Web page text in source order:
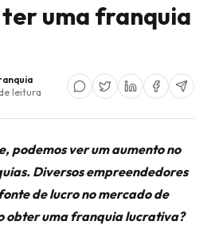
uma franquia
leitura
podemos ver um aumento no
Diversos empreendedores
de lucro no mercado de
obter uma franquia lucrativa?